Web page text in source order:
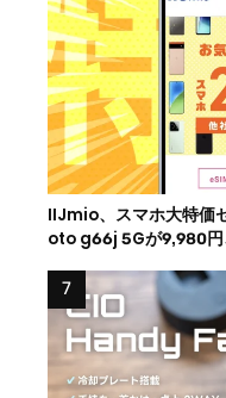
IIJmio、スマホ大特価
oto g66j 5Gが9,980